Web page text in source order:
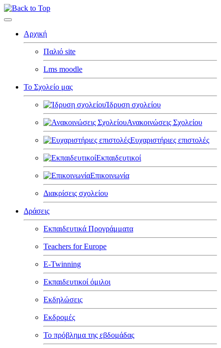
Αρχική
Παλιό site
Lms moodle
Το Σχολείο μας
Ίδρυση σχολείου
Ανακοινώσεις Σχολείου
Ευχαριστήριες επιστολές
Εκπαιδευτικοί
Επικοινωνία
Διακρίσεις σχολείου
Δράσεις
Εκπαιδευτικά Προγράμματα
Teachers for Europe
E-Twinning
Εκπαιδευτικοί όμιλοι
Εκδηλώσεις
Εκδρομές
Το πρόβλημα της εβδομάδας